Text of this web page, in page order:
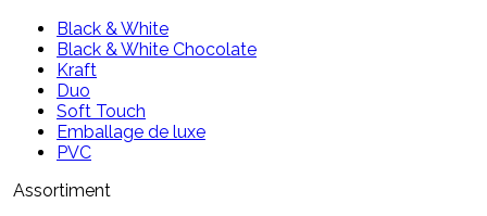
Black & White
Black & White Chocolate
Kraft
Duo
Soft Touch
Emballage de luxe
PVC
Assortiment